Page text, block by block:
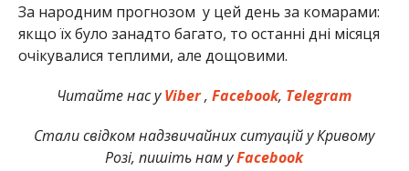
За народним прогнозом у цей день за комарами:
якщо їх було занадто багато, то останні дні місяця
очікувалися теплими, але дощовими.
Читайте нас уViber,Facebook, Telegram
Стали свідком надзвичайних ситуацій у Кривому
Розі, пишіть нам уFacebook